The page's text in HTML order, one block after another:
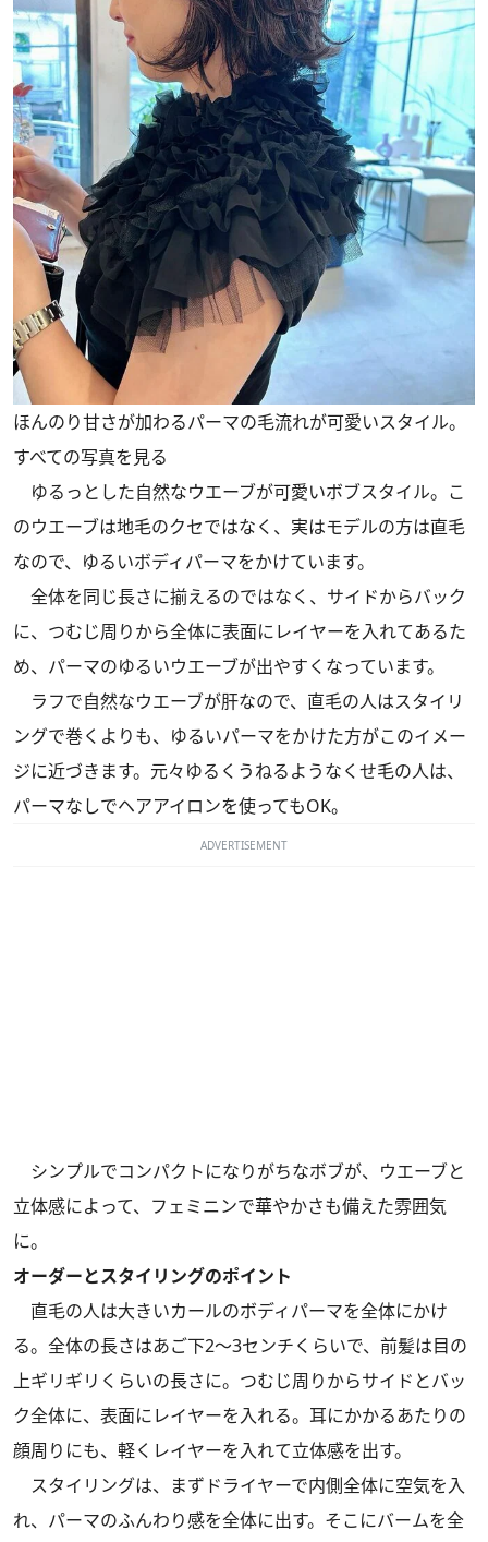
ほんのり甘さが加わるパーマの毛流れが可愛いスタイル。
すべての写真を見る
ゆるっとした自然なウエーブが可愛いボブスタイル。こ
のウエーブは地毛のクセではなく、実はモデルの方は直毛
なので、ゆるいボディパーマをかけています。
全体を同じ長さに揃えるのではなく、サイドからバック
に、つむじ周りから全体に表面にレイヤーを入れてあるた
め、パーマのゆるいウエーブが出やすくなっています。
ラフで自然なウエーブが肝なので、直毛の人はスタイリ
ングで巻くよりも、ゆるいパーマをかけた方がこのイメー
ジに近づきます。元々ゆるくうねるようなくせ毛の人は、
パーマなしでヘアアイロンを使ってもOK。
ADVERTISEMENT
シンプルでコンパクトになりがちなボブが、ウエーブと
立体感によって、フェミニンで華やかさも備えた雰囲気
に。
オーダーとスタイリングのポイント
直毛の人は大きいカールのボディパーマを全体にかけ
る。全体の長さはあご下2～3センチくらいで、前髪は目の
上ギリギリくらいの長さに。つむじ周りからサイドとバッ
ク全体に、表面にレイヤーを入れる。耳にかかるあたりの
顔周りにも、軽くレイヤーを入れて立体感を出す。
スタイリングは、まずドライヤーで内側全体に空気を入
れ、パーマのふんわり感を全体に出す。そこにバームを全